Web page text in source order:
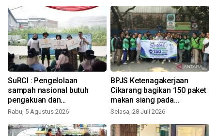
SuRCI : Pengelolaan
sampah nasional butuh
pengakuan dan
perlindungan bagi pemulung
Rabu, 5 Agustus 2026
BPJS Ketenagakerjaan
Cikarang bagikan 150 paket
makan siang pada
pengemudi ojol
Selasa, 28 Juli 2026